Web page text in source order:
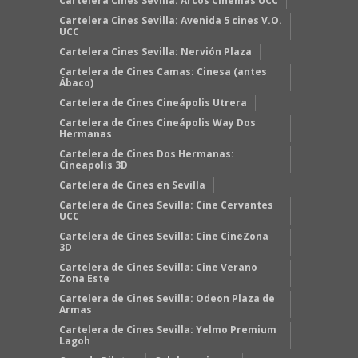
Cartelera Cines Sevilla: Avenida 5 cines V.O.
UCC
Cartelera Cines Sevilla: Nervión Plaza
Cartelera de Cines Camas: Cinesa (antes
Ábaco)
Cartelera de Cines Cineápolis Utrera
Cartelera de Cines Cineápolis Way Dos
Hermanas
Cartelera de Cines Dos Hermanas:
Cineapolis 3D
Cartelera de Cines en Sevilla
Cartelera de Cines Sevilla: Cine Cervantes
UCC
Cartelera de Cines Sevilla: Cine CineZona
3D
Cartelera de Cines Sevilla: Cine Verano
Zona Este
Cartelera de Cines Sevilla: Odeon Plaza de
Armas
Cartelera de Cines Sevilla: Yelmo Premium
Lagoh